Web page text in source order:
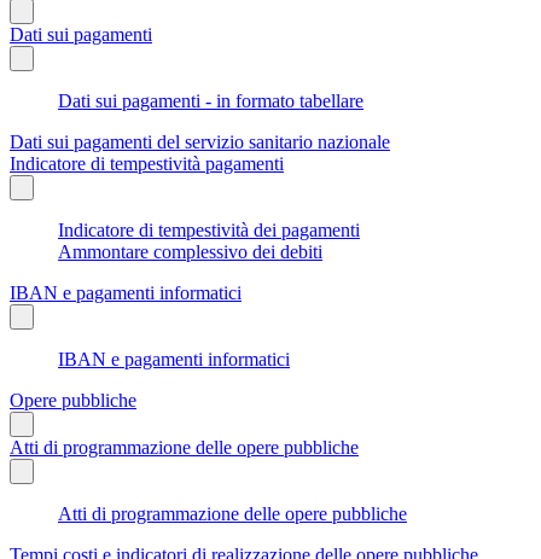
Dati sui pagamenti
Dati sui pagamenti - in formato tabellare
Dati sui pagamenti del servizio sanitario nazionale
Indicatore di tempestività pagamenti
Indicatore di tempestività dei pagamenti
Ammontare complessivo dei debiti
IBAN e pagamenti informatici
IBAN e pagamenti informatici
Opere pubbliche
Atti di programmazione delle opere pubbliche
Atti di programmazione delle opere pubbliche
Tempi costi e indicatori di realizzazione delle opere pubbliche